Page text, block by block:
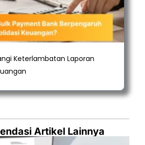
Keterlambatan Laporan
Artikel Lainnya